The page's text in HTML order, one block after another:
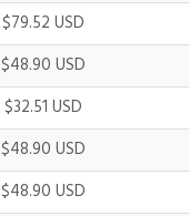
$79.52 USD
$48.90 USD
$32.51 USD
$48.90 USD
$48.90 USD